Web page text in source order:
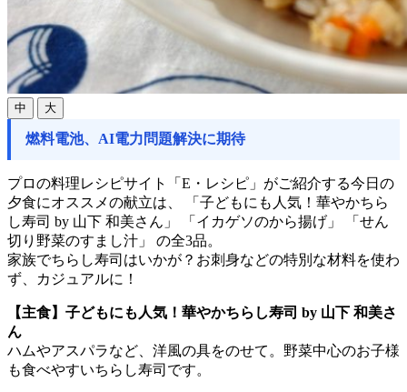
中 大
燃料電池、AI電力問題解決に期待
プロの料理レシピサイト「E・レシピ」がご紹介する今日の
夕食にオススメの献立は、 「子どもにも人気！華やかちら
し寿司 by 山下 和美さん」 「イカゲソのから揚げ」 「せん
切り野菜のすまし汁」 の全3品。
家族でちらし寿司はいかが？お刺身などの特別な材料を使わ
ず、カジュアルに！
【主食】子どもにも人気！華やかちらし寿司 by 山下 和美さ
ん
ハムやアスパラなど、洋風の具をのせて。野菜中心のお子様
も食べやすいちらし寿司です。